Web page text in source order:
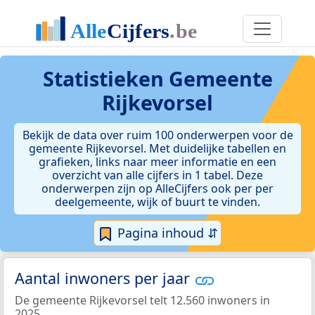
Statistieken Gemeente
Rijkevorsel
Bekijk de data over ruim 100 onderwerpen voor de
gemeente Rijkevorsel. Met duidelijke tabellen en
grafieken, links naar meer informatie en een
overzicht van alle cijfers in 1 tabel. Deze
onderwerpen zijn op AlleCijfers ook per per
deelgemeente, wijk of buurt te vinden.
Pagina inhoud ⇵
Aantal inwoners per jaar
De gemeente Rijkevorsel telt 12.560 inwoners in